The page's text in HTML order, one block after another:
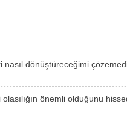
dönüştüreceğimi
önemli olduğunu